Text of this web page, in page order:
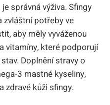
správná výživa. Sfingy
zvláštní potřeby ve
aby měly vyváženou
vitamíny, které podporují
Doplnění stravy o
3 mastné kyseliny,
zdravé kůži sfingy.